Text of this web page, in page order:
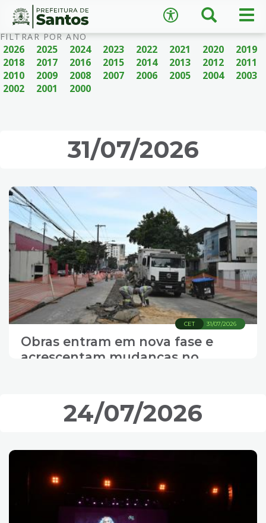
Ir
para
o
conteúdo
1
busca
para
Acessibilidade
Busca
Acessibilidade ×
Conteúdo
FILTRAR POR ANO
2026 2025 2024 2023 2022 2021 2020
2019
2018
2017 2016 2015 2014 2013 2012
2011
2010
2009 2008 2007 2006 2005 2004
2003
2002
2001 2000
31/07/2026
31/07/2026
CET
Obras entram em nova fase e
acrescentam mudanças no
24/07/2026